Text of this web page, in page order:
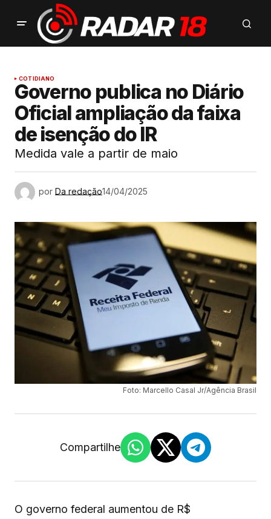
COTIDIANO
Governo publica no Diário
Oficial ampliação da faixa
de isenção do IR
Medida vale a partir de maio
por Da redação14/04/2025
Foto: Marcello Casal Jr/Agência Brasil
Compartilhe
O governo federal aumentou de R$